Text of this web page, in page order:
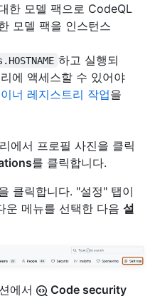
한 모델 팩으로 CodeQL
모델 팩을 인스턴스
하고 실행되
에 액세스할 수 있어야
너 레지스트리 작업을
에서 프로필 사진을 클릭
를 클릭합니다.
클릭합니다. "설정" 탭이
운 메뉴를 선택한 다음 설
에서
Code security